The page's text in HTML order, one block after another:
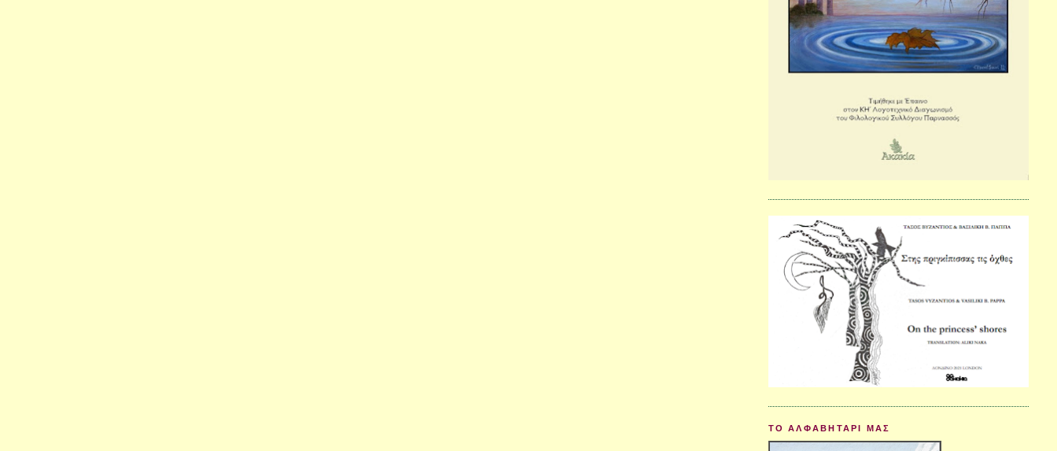
ΤΟ ΑΛΦΑΒΗΤΑΡΙ ΜΑΣ